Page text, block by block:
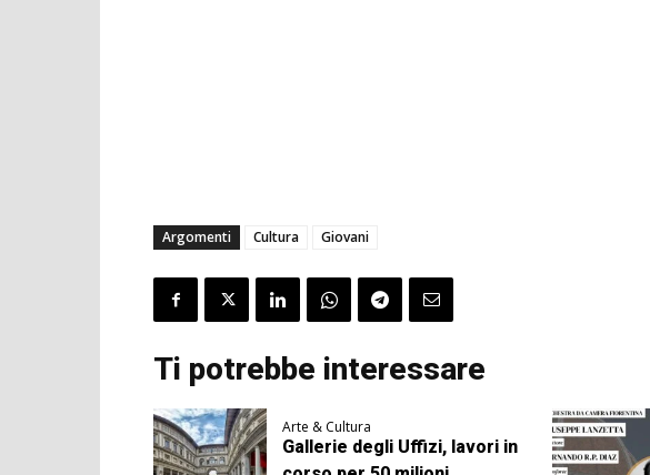
Argomenti Cultura Giovani
Ti potrebbe interessare
Arte & Cultura
Gallerie degli Uffizi, lavori in